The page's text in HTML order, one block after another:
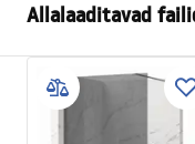
Materjal
Kraani tüüp
Paigaldusviis
Kõrguse reguleerimine
Allalaaditavad
Turvalisuse